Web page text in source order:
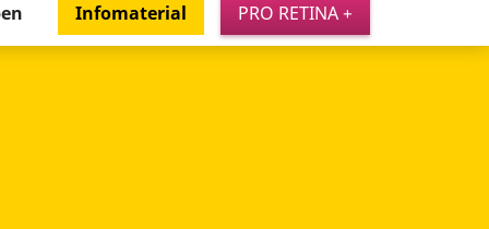
Infomaterial PRO RETINA +